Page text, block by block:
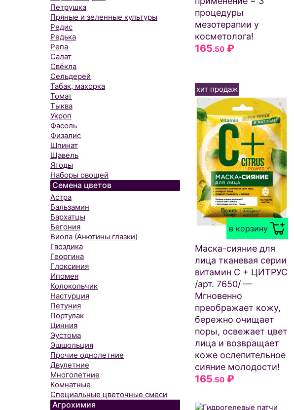
Петрушка
Пряные и зеленные культуры
Редис
Редька
Репа
Салат
Свёкла
Сельдерей
Табак, махорка
Томат
Тыква
Укроп
Фасоль
Физалис
Шпинат
Щавель
Ягоды
Наборы овощей
Семена цветов
Астра
Бальзамин
Бархатцы
Бегония
Виола (Анютины глазки)
Гвоздика
Георгина
Глоксиния
Ипомея
Колокольчик
Настурция
Петуния
Портулак
Цинния
Эустома
Эшшольция
Прочие однолетние
Двулетние
Многолетние
Комнатные
Специальные цветочные смеси
Агрохимия
процедуры
мезотерапии у
косметолога!
165.50₽
в корзину
хит продаж
Маска-сияние для
лица тканевая серии
витамин C + ЦИТРУС
/арт. 7650/ —
Мгновенно
преображает кожу,
бережно очищает
поры, освежает цвет
лица и возвращает
коже ослепительное
сияние молодости!
165.50₽